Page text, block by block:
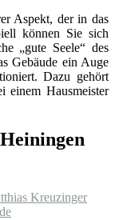
Aspekt, der in das
können Sie sich
„gute Seele“ des
Gebäude ein Auge
Dazu gehört
einem Hausmeister
Kreuzinger